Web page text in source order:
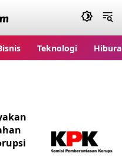
Artikelkita.com
Teknologi